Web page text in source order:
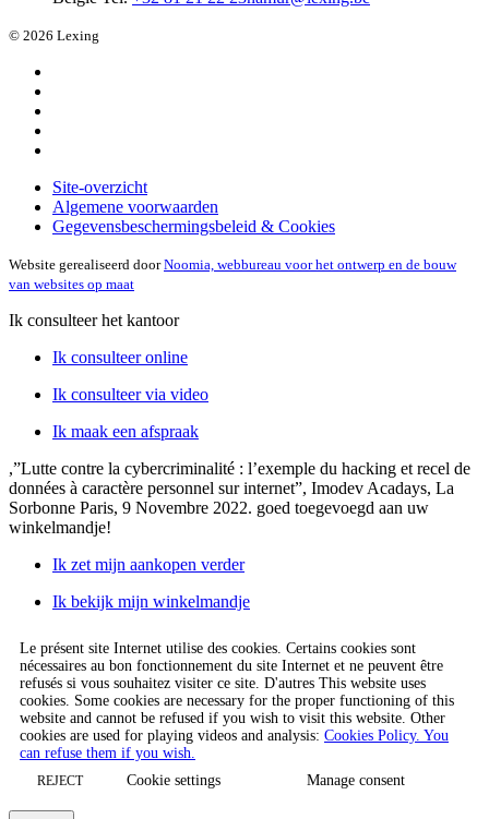
© 2026 Lexing
Site-overzicht
Algemene voorwaarden
Gegevensbeschermingsbeleid & Cookies
Website gerealiseerd doorNoomia, webbureau voor het ontwerp en de bouw
van websites op maat
Ik consulteer het kantoor
Ik consulteer online
Ik consulteer via video
Ik maak een afspraak
,”Lutte contre la cybercriminalité : l’exemple du hacking et recel de
données à caractère personnel sur internet”, Imodev Acadays, La
Sorbonne Paris, 9 Novembre 2022. goed toegevoegd aan uw
winkelmandje!
Ik zet mijn aankopen verder
Ik bekijk mijn winkelmandje
Le présent site Internet utilise des cookies. Certains cookies sont
nécessaires au bon fonctionnement du site Internet et ne peuvent être
refusés si vous souhaitez visiter ce site. D'autres This website uses
cookies. Some cookies are necessary for the proper functioning of this
website and cannot be refused if you wish to visit this website. Other
cookies are used for playing videos and analysis: Cookies Policy. You
can refuse them if you wish.
REJECT Cookie settings Manage consent